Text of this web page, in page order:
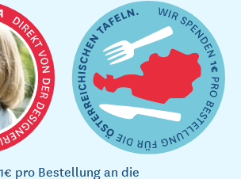
pro Bestellung an die